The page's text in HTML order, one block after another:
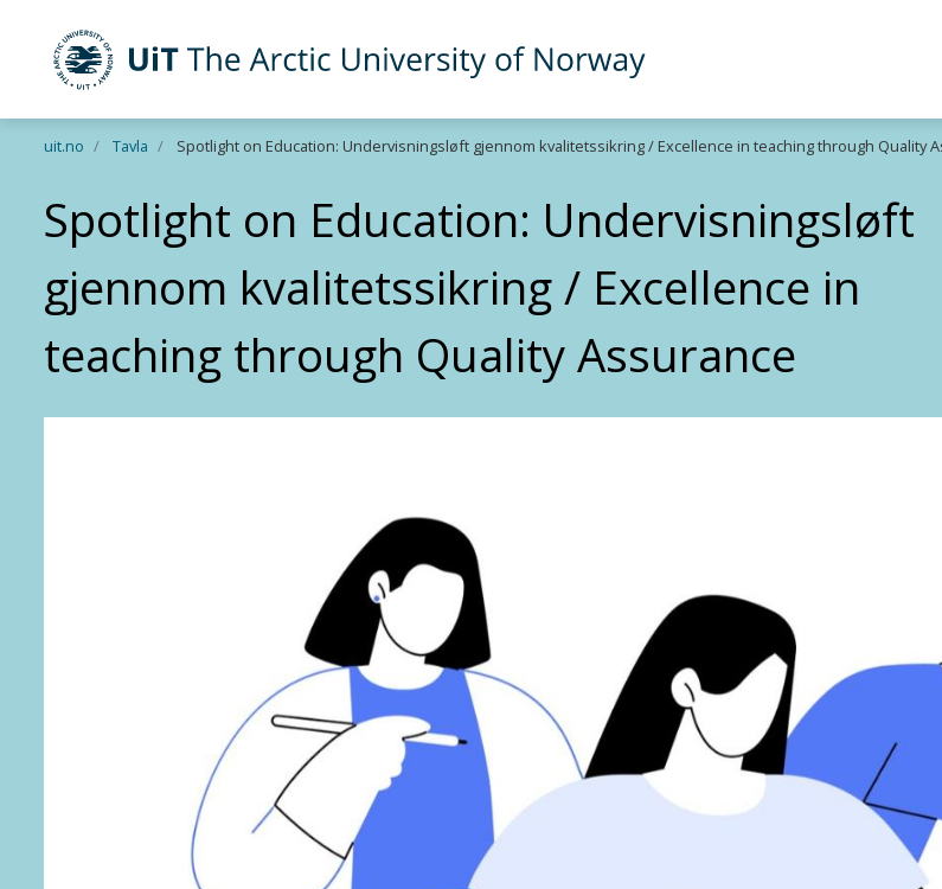
Skip to main content
UiT The Arctic University of Norway
uit.no Tavla Spotlight on Education: Undervisningsløft gjennom kvalitetssikring / Excellence in teaching through Quality
Spotlight on Education: Undervisningsløft
gjennom kvalitetssikring / Excellence in
teaching through Quality Assurance